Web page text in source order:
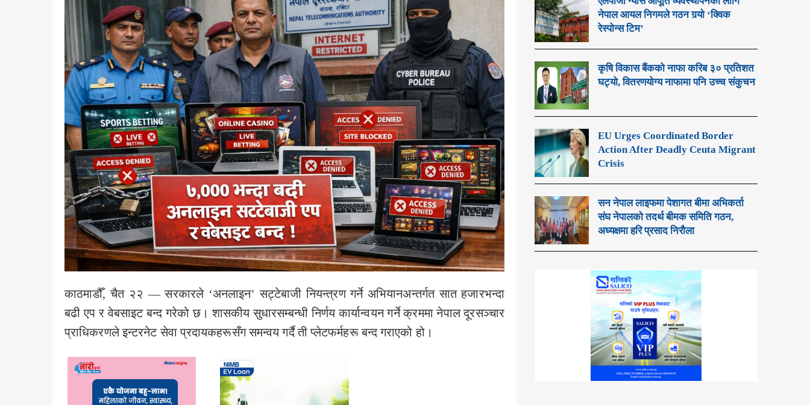
काठमाडौँ, चैत २२ — सरकारले ‘अनलाइन’ सट्टेबाजी नियन्त्रण गर्ने अभियानअन्तर्गत सात हजारभन्दा
बढी एप र वेबसाइट बन्द गरेको छ। शासकीय सुधारसम्बन्धी निर्णय कार्यान्वयन गर्ने क्रममा नेपाल दूरसञ्चार
प्राधिकरणले इन्टरनेट सेवा प्रदायकहरूसँग समन्वय गर्दै ती प्लेटफर्महरू बन्द गराएको हो।
नेपाल आयल निगमले गठन गर्‍यो ‘क्विक
रेस्पोन्स टिम’
कृषि विकास बैंकको नाफा करिब ३० प्रतिशत
घट्यो, वितरणयोग्य नाफामा पनि उच्च संकुचन
EU Urges Coordinated Border
Action After Deadly Ceuta Migrant
Crisis
सन नेपाल लाइफमा पेशागत बीमा अभिकर्ता
संघ नेपालको तदर्थ बीमक समिति गठन,
अध्यक्षमा हरि प्रसाद निरौला